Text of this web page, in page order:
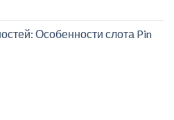
Особенности слота Pin